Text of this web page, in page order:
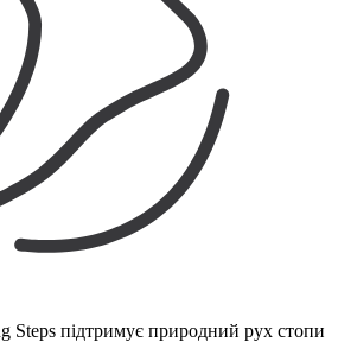
Steps підтримує природний рух стопи